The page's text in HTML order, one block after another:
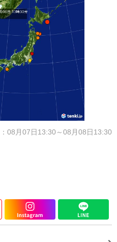
08月07日13:30～08月08日13:30